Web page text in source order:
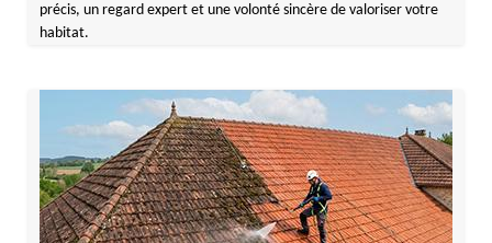
précis, un regard expert et une volonté sincère de valoriser votre
habitat.